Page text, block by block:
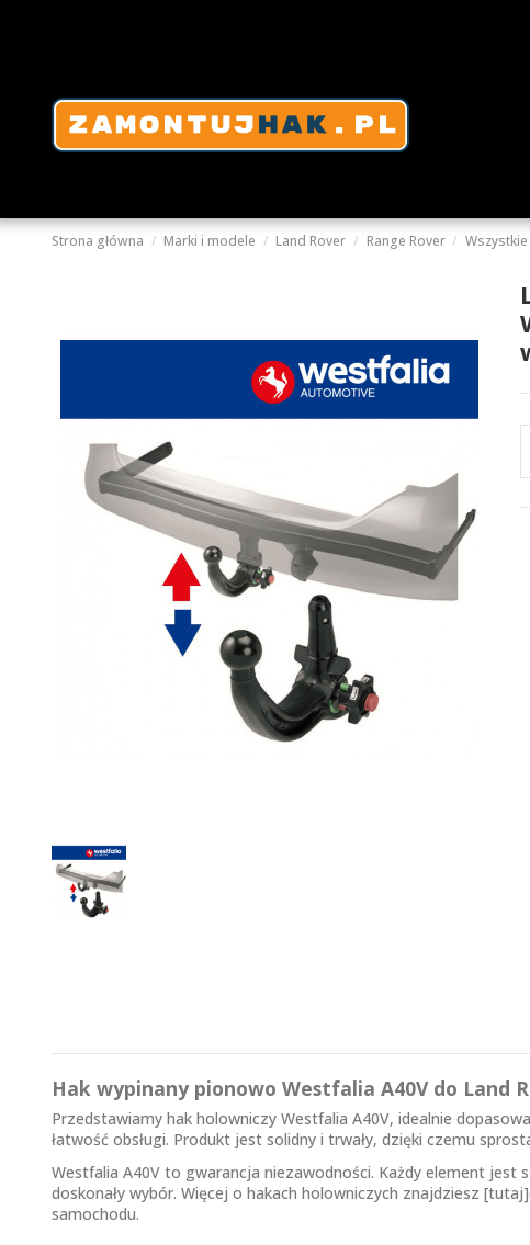
Strona główna Marki i modele Land Rover Range Rover Wszystkie
Hak wypinany pionowo Westfalia A40V do Land
Przedstawiamy hak holowniczy Westfalia A40V, idealnie
łatwość obsługi. Produkt jest solidny i trwały, dzięki czemu
Westfalia A40V to gwarancja niezawodności. Każdy element jest
doskonały wybór. Więcej o hakach holowniczych znajdziesz
samochodu.